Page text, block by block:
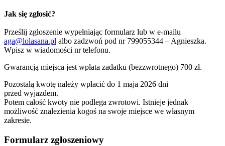
Jak się zgłosić?
Prześlij zgłoszenie wypełniając formularz lub w e-mailu
aga@lolasana.pl albo zadzwoń pod nr 799055344 – Agnieszka.
Wpisz w wiadomości nr telefonu.
Gwarancją miejsca jest wpłata zadatku (bezzwrotnego) 700 zł.
Pozostałą kwotę należy wpłacić do 1 maja 2026 dni
przed wyjazdem.
Potem całość kwoty nie podlega zwrotowi. Istnieje jednak
możliwość znalezienia kogoś na swoje miejsce we własnym
zakresie.
Formularz zgłoszeniowy